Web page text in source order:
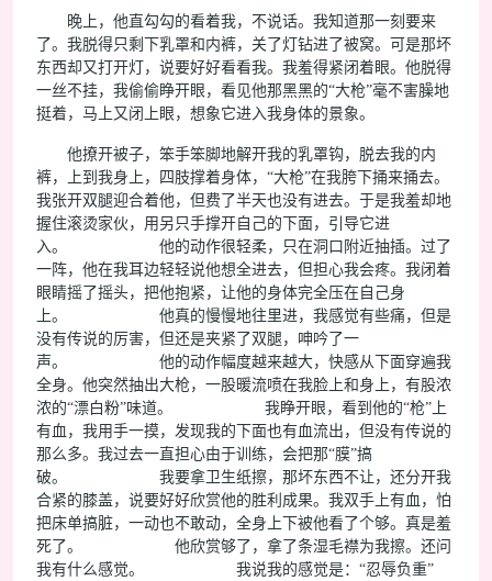
晚上，他直勾勾的看着我，不说话。我知道那一刻要来
了。我脱得只剩下乳罩和内裤，关了灯钻进了被窝。可是那坏
东西却又打开灯，说要好好看看我。我羞得紧闭着眼。他脱得
一丝不挂，我偷偷睁开眼，看见他那黑黑的“大枪”毫不害臊地
挺着，马上又闭上眼，想象它进入我身体的景象。
他撩开被子，笨手笨脚地解开我的乳罩钩，脱去我的内
裤，上到我身上，四肢撑着身体，“大枪”在我胯下捅来捅去。
我张开双腿迎合着他，但费了半天也没有进去。于是我羞却地
握住滚烫家伙，用另只手撑开自己的下面，引导它进
入。 他的动作很轻柔，只在洞口附近抽插。过了
一阵，他在我耳边轻轻说他想全进去，但担心我会疼。我闭着
眼睛摇了摇头，把他抱紧，让他的身体完全压在自己身
上。 他真的慢慢地往里进，我感觉有些痛，但是
没有传说的厉害，但还是夹紧了双腿，呻吟了一
声。 他的动作幅度越来越大，快感从下面穿遍我
全身。他突然抽出大枪，一股暖流喷在我脸上和身上，有股浓
浓的“漂白粉”味道。 我睁开眼，看到他的“枪”上
有血，我用手一摸，发现我的下面也有血流出，但没有传说的
那么多。我过去一直担心由于训练，会把那“膜”搞
破。 我要拿卫生纸擦，那坏东西不让，还分开我
合紧的膝盖，说要好好欣赏他的胜利成果。我双手上有血，怕
把床单搞脏，一动也不敢动，全身上下被他看了个够。真是羞
死了。 他欣赏够了，拿了条湿毛襟为我擦。还问
我有什么感觉。 我说我的感觉是：“忍辱负重”